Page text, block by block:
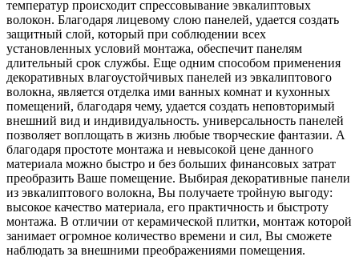
температур происходит спрессовывание эвкалиптовых
волокон. Благодаря лицевому слою панелей, удается создать
защитный слой, который при соблюдении всех
установленных условий монтажа, обеспечит панелям
длительный срок службы. Еще одним способом применения
декоративных влагоустойчивых панелей из эвкалиптового
волокна, является отделка ими ванных комнат и кухонных
помещений, благодаря чему, удается создать неповторимый
внешний вид и индивидуальность. универсальность панелей
позволяет воплощать в жизнь любые творческие фантазии. А
благодаря простоте монтажа и невысокой цене данного
материала можно быстро и без больших финансовых затрат
преобразить Ваше помещение. Выбирая декоративные панели
из эвкалиптового волокна, Вы получаете тройную выгоду:
высокое качество материала, его практичность и быстроту
монтажа. В отличии от керамической плитки, монтаж которой
занимает огромное количество времени и сил, Вы сможете
наблюдать за внешними преображениями помещения.